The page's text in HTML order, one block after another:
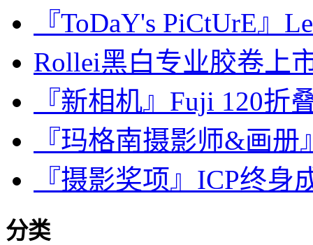
『ToDaY's PiCtUrE』
Rollei黑白专业胶卷上
『新相机』Fuji 120折
『玛格南摄影师&画册
『摄影奖项』ICP终身
分类